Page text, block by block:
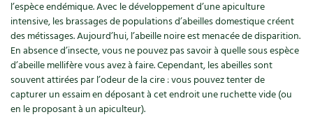
Feuilleter le catalogue
Recettes par type de plat
Recettes sans gluten
Recettes végétariennes et vegan
Habitat écologique
Questions à la rédaction
Entre abonné·es
Trucs & astuces
Expés
l’espèce endémique. Avec le développement d’une apiculture
intensive, les brassages de populations d’abeilles domestique créent
des métissages. Aujourd’hui, l’abeille noire est menacée de disparition.
En absence d’insecte, vous ne pouvez pas savoir à quelle sous espèce
d’abeille mellifère vous avez à faire. Cependant, les abeilles sont
souvent attirées par l’odeur de la cire : vous pouvez tenter de
capturer un essaim en déposant à cet endroit une ruchette vide (ou
en le proposant à un apiculteur).